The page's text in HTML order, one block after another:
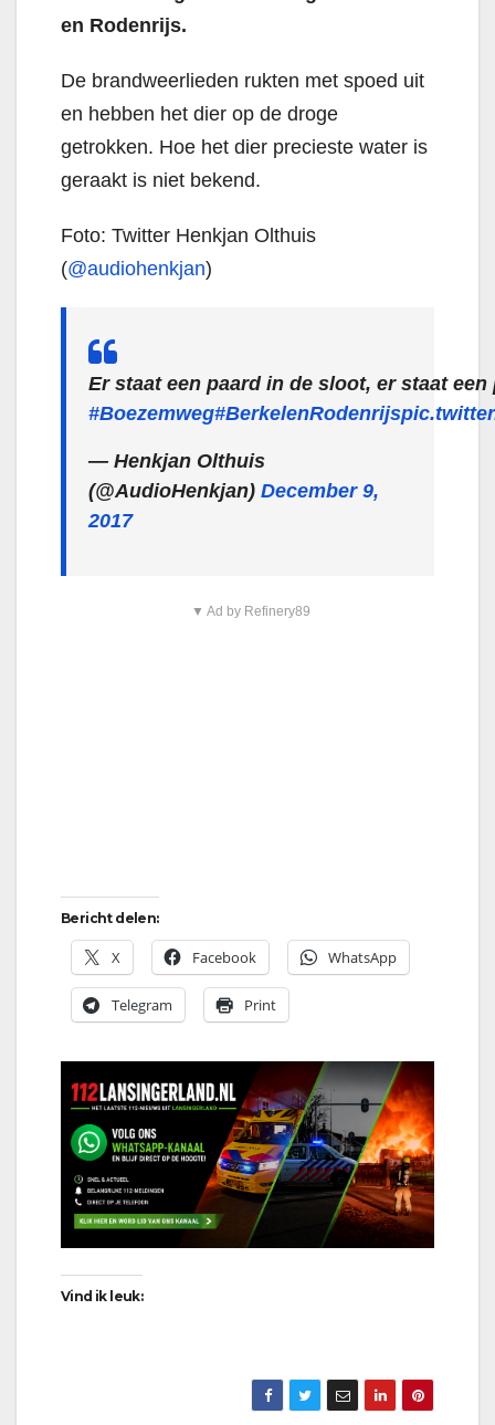
en Rodenrijs.
De brandweerlieden rukten met spoed uit
en hebben het dier op de droge
getrokken. Hoe het dier precieste water is
geraakt is niet bekend.
Foto: Twitter Henkjan Olthuis
(@audiohenkjan)
Er staat een paard in de sloot, er staat
#Boezemweg#BerkelenRodenrijs
— Henkjan Olthuis
(@AudioHenkjan) December 9,
2017
▼ Ad by Refinery89
Bericht delen:
X Facebook WhatsApp
Telegram Print
Vind ik leuk: